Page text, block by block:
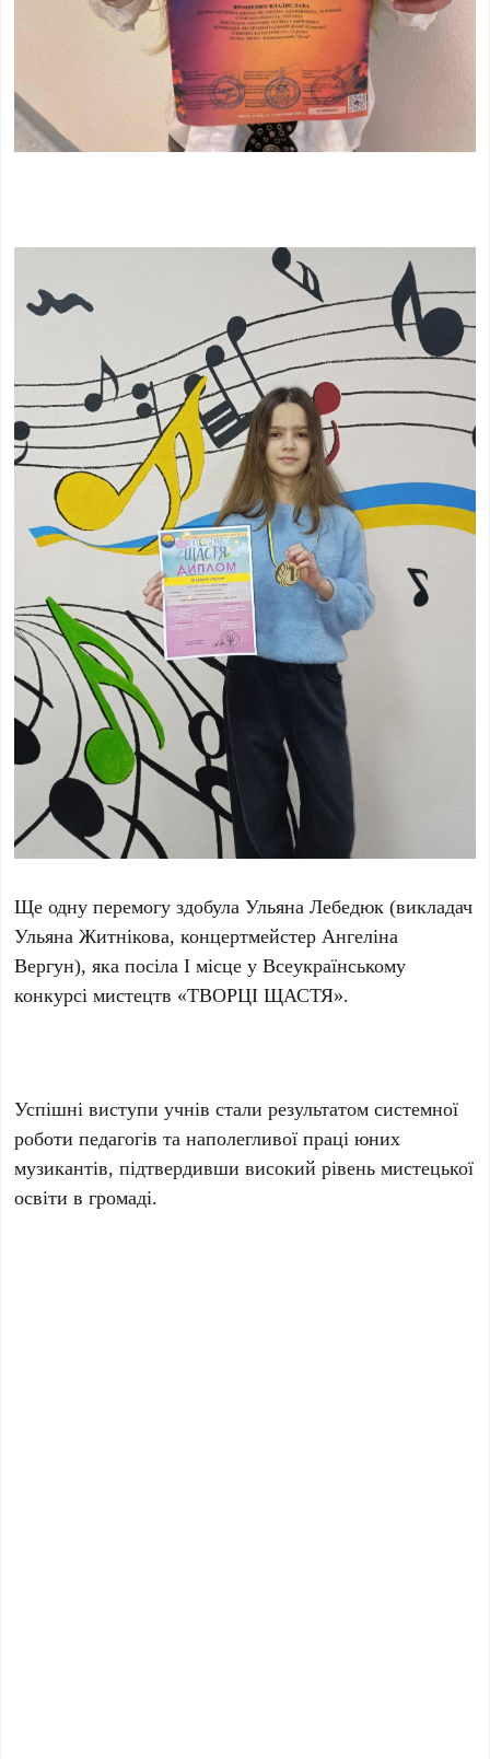
Ще одну перемогу здобула Ульяна Лебедюк (викладач
Ульяна Житнікова, концертмейстер Ангеліна
Вергун), яка посіла І місце у Всеукраїнському
конкурсі мистецтв «ТВОРЦІ ЩАСТЯ».
Успішні виступи учнів стали результатом системної
роботи педагогів та наполегливої праці юних
музикантів, підтвердивши високий рівень мистецької
освіти в громаді.